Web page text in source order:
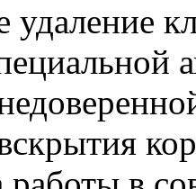
удаление